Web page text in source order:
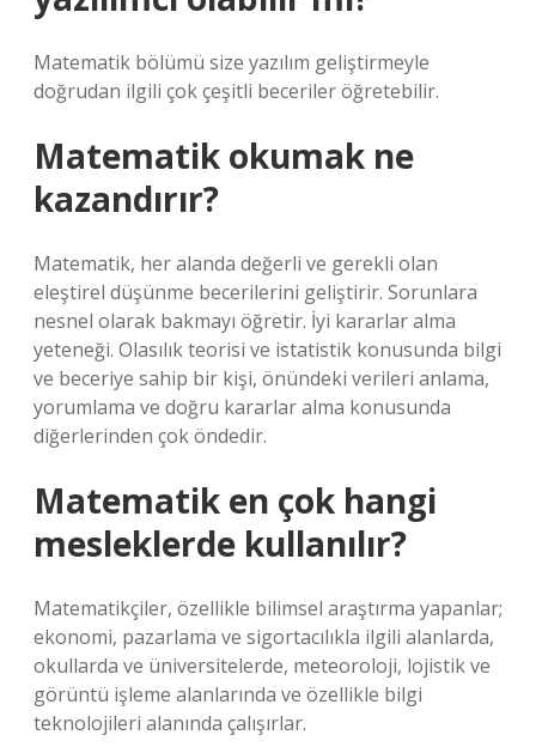
Matematik bölümü size yazılım geliştirmeyle
doğrudan ilgili çok çeşitli beceriler öğretebilir.
Matematik okumak ne
kazandırır?
Matematik, her alanda değerli ve gerekli olan
eleştirel düşünme becerilerini geliştirir. Sorunlara
nesnel olarak bakmayı öğretir. İyi kararlar alma
yeteneği. Olasılık teorisi ve istatistik konusunda bilgi
ve beceriye sahip bir kişi, önündeki verileri anlama,
yorumlama ve doğru kararlar alma konusunda
diğerlerinden çok öndedir.
Matematik en çok hangi
mesleklerde kullanılır?
Matematikçiler, özellikle bilimsel araştırma yapanlar;
ekonomi, pazarlama ve sigortacılıkla ilgili alanlarda,
okullarda ve üniversitelerde, meteoroloji, lojistik ve
görüntü işleme alanlarında ve özellikle bilgi
teknolojileri alanında çalışırlar.